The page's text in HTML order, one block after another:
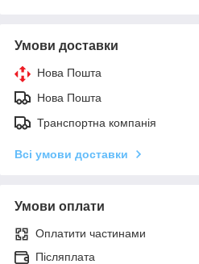
Умови доставки
Нова Пошта
Нова Пошта
Транспортна компанія
Всі умови доставки
Умови оплати
Оплатити частинами
Післяплата